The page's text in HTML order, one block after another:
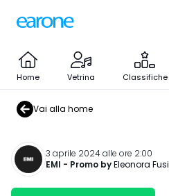
Home Vetrina Classifiche
Vai alla home
3 aprile 2024 alle ore 2:00
EMI - Promo byEleonora Fusi